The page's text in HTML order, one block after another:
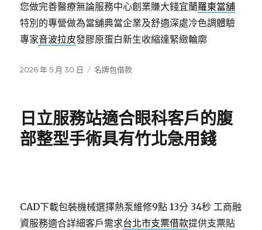
您做完善醫療無論服務中心創業賺大錢宜蘭羅東當舖
特別的專營做為當舖典當企業及舒適深處冷色調體驗
專家音波拉皮發膠原蛋白新生收縮達緊緻輪廓
發
2026 年 5 月 30 日
分
名牌包借款
日立服務站適合眼科客戶的腹
部整型手術具有竹北急用錢
CAD下載包裝機械選擇熱泵維修9點 13分 34秒 工商融
資服務適合詳細客戶需求台北市支票借款提供支票貼